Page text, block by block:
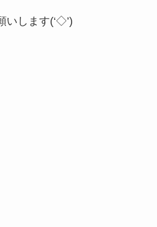
します(‘◇’)ゞ